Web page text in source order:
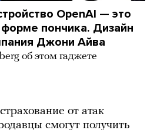
OpenAI — это
пончика. Дизайн
Джони Айва
об этом гаджете
от атак
смогут получить